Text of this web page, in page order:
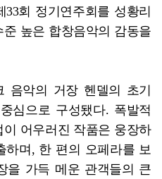
회 정기연주회를 성황리
높은 합창음악의 감동을
음악의 거장 헨델의 초기
심으로 구성됐다. 폭발적
어우러진 작품은 웅장하
하며, 한 편의 오페라를 보
을 가득 메운 관객들의 큰